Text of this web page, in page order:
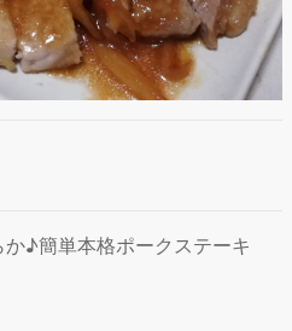
♪簡単本格ポークステーキ